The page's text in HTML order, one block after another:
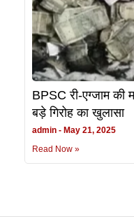
BPSC री-एग्जाम की
बड़े गिरोह का खुलासा
admin
May 21, 2025
Read Now »